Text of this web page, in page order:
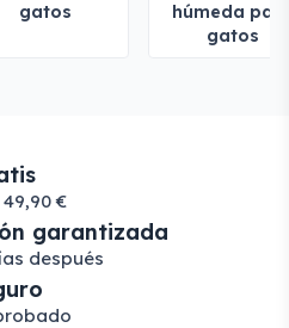
gatos
húmeda
gatos
€
garantizada
después